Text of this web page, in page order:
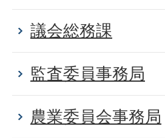
議会総務課
監査委員事務局
農業委員会事務局